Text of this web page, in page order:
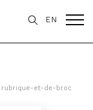
EN
rubrique-et-de-broc